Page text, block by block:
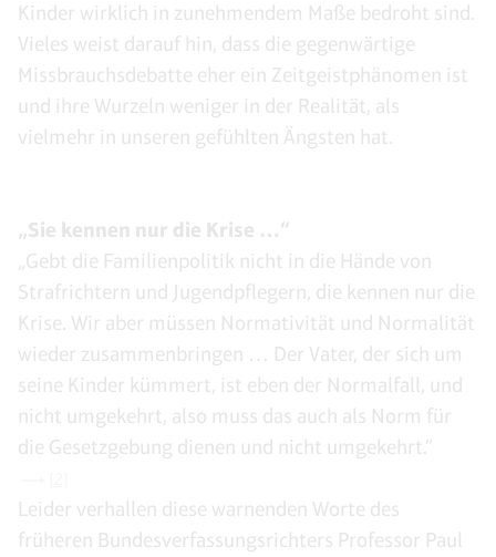
Kinder wirklich in zunehmendem Maße bedroht sind.
Vieles weist darauf hin, dass die gegenwärtige
Missbrauchsdebatte eher ein Zeitgeistphänomen ist
und ihre Wurzeln weniger in der Realität, als
vielmehr in unseren gefühlten Ängsten hat.
„Sie kennen nur die Krise …“
„Gebt die Familienpolitik nicht in die Hände von
Strafrichtern und Jugendpflegern, die kennen nur die
Krise. Wir aber müssen Normativität und Normalität
wieder zusammenbringen … Der Vater, der sich um
seine Kinder kümmert, ist eben der Normalfall, und
nicht umgekehrt, also muss das auch als Norm für
die Gesetzgebung dienen und nicht umgekehrt.“
Leider verhallen diese warnenden Worte des
früheren Bundesverfassungsrichters Professor Paul